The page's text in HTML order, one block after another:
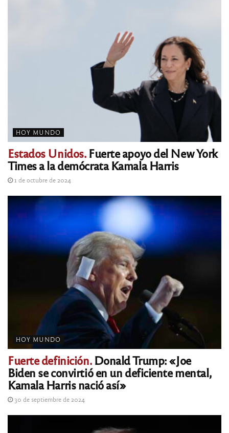
HOY MUNDO
Estados Unidos.Fuerte apoyo del New York
Times a la demócrata Kamala Harris
1 de octubre de 2024
HOY MUNDO
Fuerte definición.Donald Trump: «Joe
Biden se convirtió en un deficiente mental,
Kamala Harris nació así»
30 de septiembre de 2024